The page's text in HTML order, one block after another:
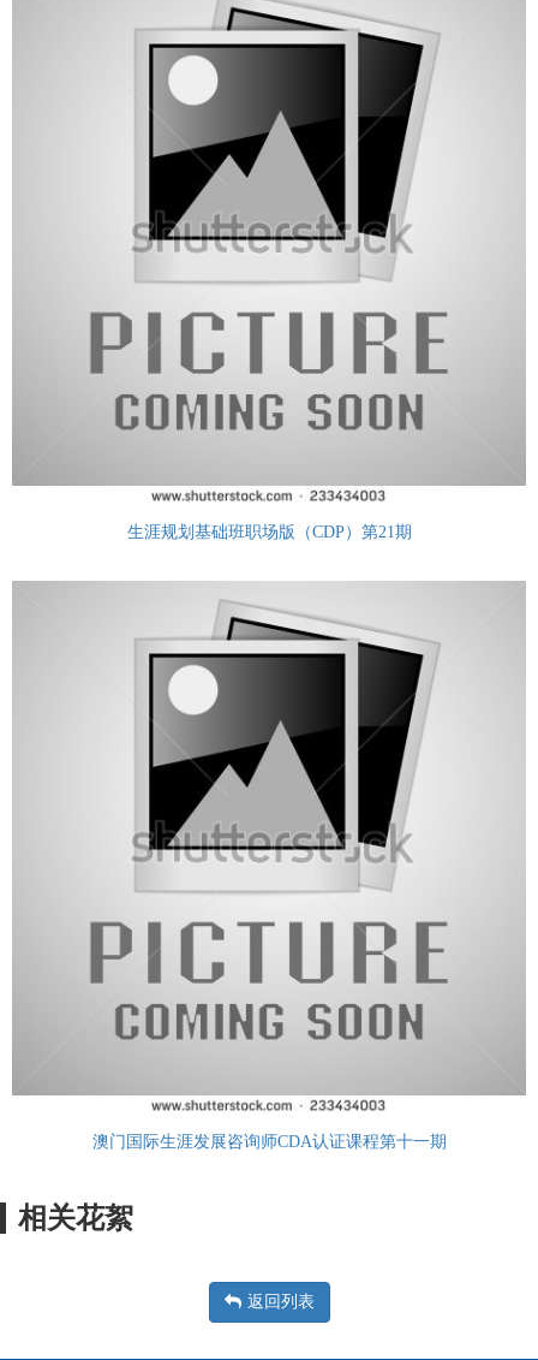
生涯规划基础班职场版（CDP）第21期
澳门国际生涯发展咨询师CDA认证课程第十一期
相关花絮
返回列表